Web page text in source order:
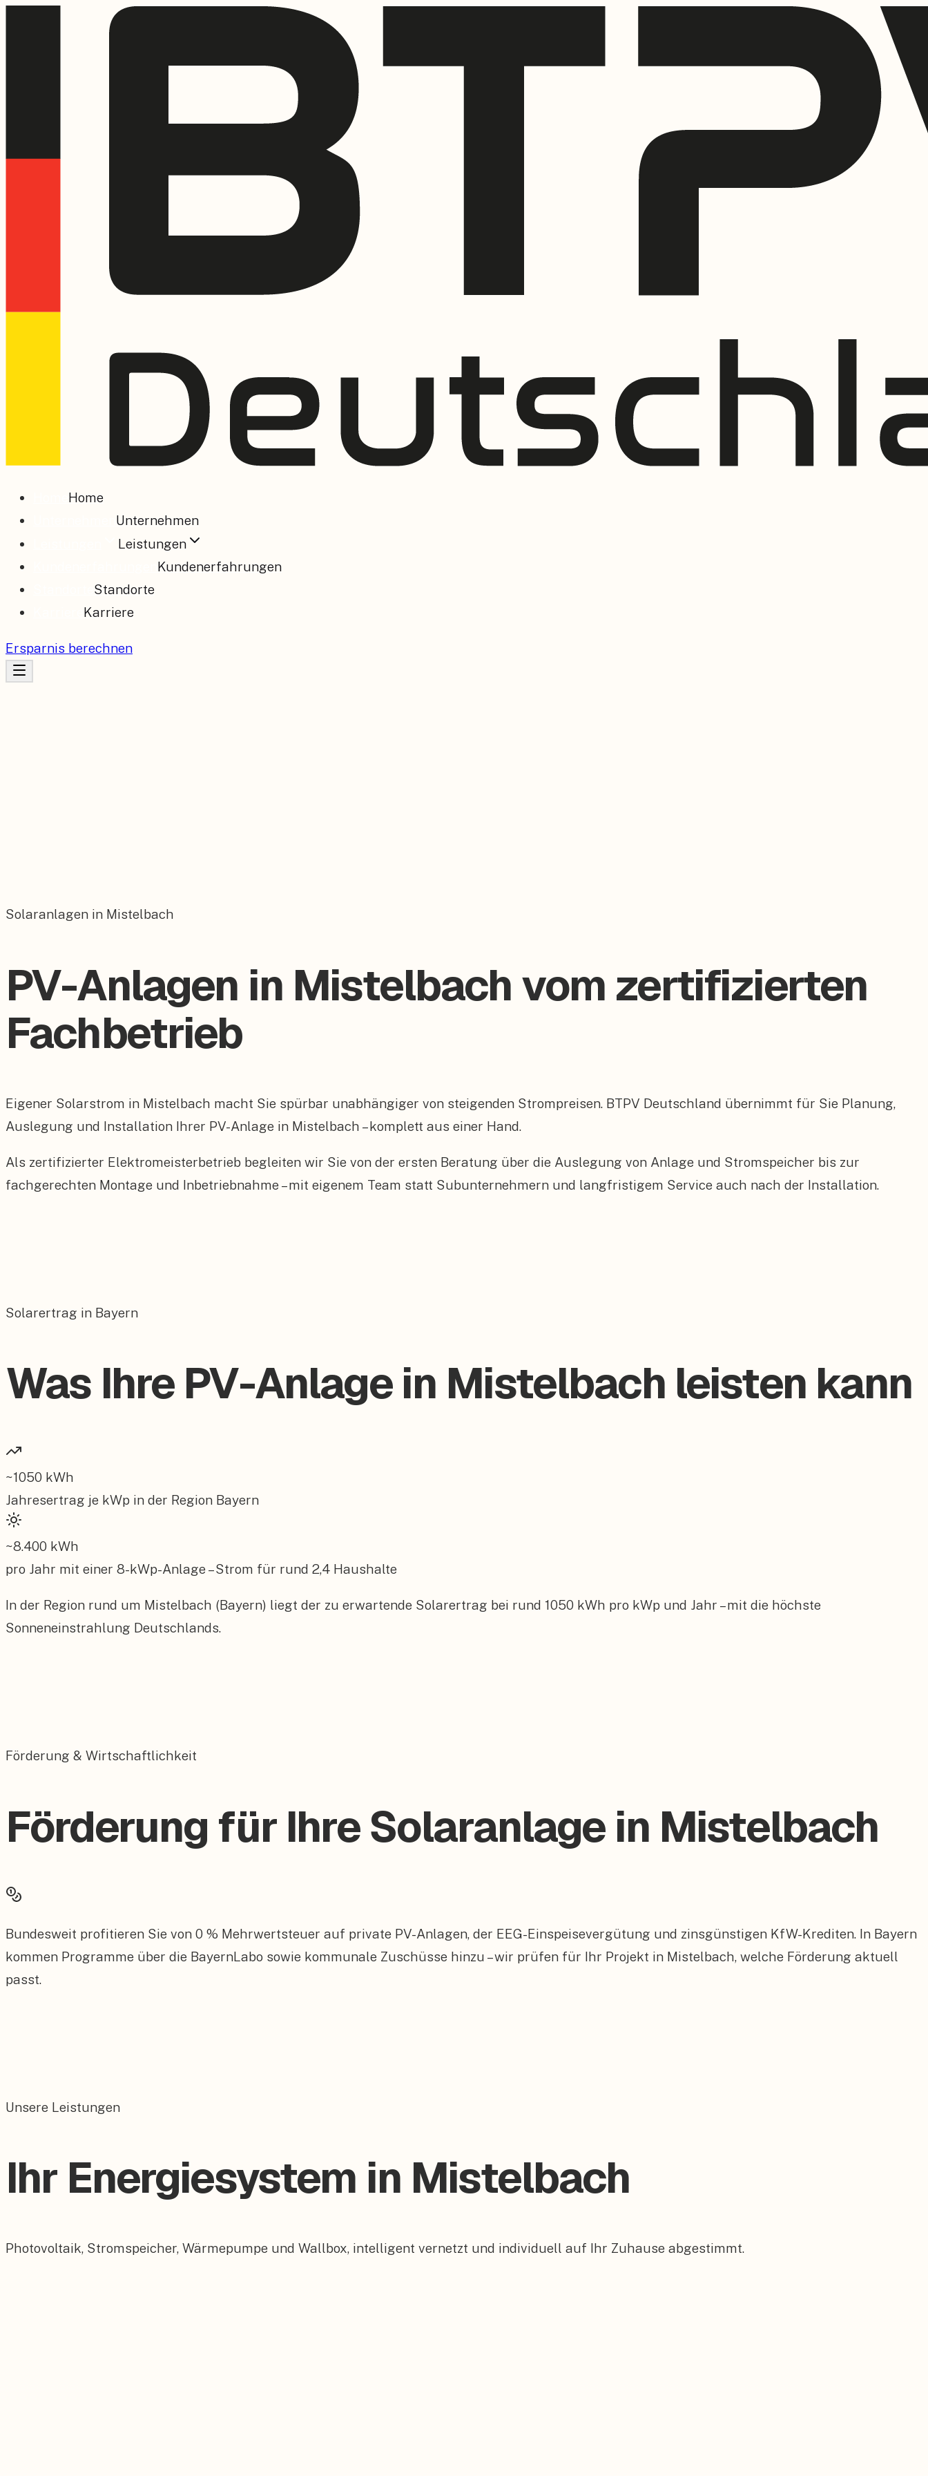
Home
Unternehmen
Leistungen
Kundenerfahrungen
Standorte
Karriere
Ersparnis berechnen
Solaranlagen in Mistelbach
PV-Anlagen in Mistelbach vom zertifizierten
Fachbetrieb
Eigener Solarstrom in Mistelbach macht Sie spürbar unabhängiger von steigenden Strompreisen. BTPV Deutschland übernimmt für Sie Planung,
Auslegung und Installation Ihrer PV-Anlage in Mistelbach – komplett aus einer Hand.
Als zertifizierter Elektromeisterbetrieb begleiten wir Sie von der ersten Beratung über die Auslegung von Anlage und Stromspeicher bis zur
fachgerechten Montage und Inbetriebnahme – mit eigenem Team statt Subunternehmern und langfristigem Service auch nach der Installation.
Solarertrag in Bayern
Was Ihre PV-Anlage in Mistelbach leisten kann
~1050 kWh
Jahresertrag je kWp in der Region Bayern
~8.400 kWh
pro Jahr mit einer 8-kWp-Anlage – Strom für rund 2,4 Haushalte
In der Region rund um Mistelbach (Bayern) liegt der zu erwartende Solarertrag bei rund 1050 kWh pro kWp und Jahr – mit die höchste
Sonneneinstrahlung Deutschlands.
Förderung & Wirtschaftlichkeit
Förderung für Ihre Solaranlage in Mistelbach
Bundesweit profitieren Sie von 0 % Mehrwertsteuer auf private PV-Anlagen, der EEG-Einspeisevergütung und zinsgünstigen KfW-Krediten. In Bayern
kommen Programme über die BayernLabo sowie kommunale Zuschüsse hinzu – wir prüfen für Ihr Projekt in Mistelbach, welche Förderung aktuell
passt.
Unsere Leistungen
Ihr Energiesystem in Mistelbach
Photovoltaik, Stromspeicher, Wärmepumpe und Wallbox, intelligent vernetzt und individuell auf Ihr Zuhause abgestimmt.